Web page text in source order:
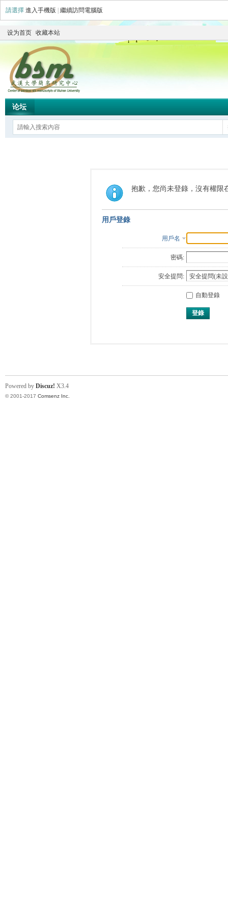
請選擇 進入手機版 繼續訪問電腦版
设为首页 收藏本站
论坛
抱歉，您尚未登錄，沒有權限
用戶登錄
用戶名
密碼:
安全提問:
自動登錄
登錄
Powered by Discuz! X3.4
© 2001-2017 Comsenz Inc.